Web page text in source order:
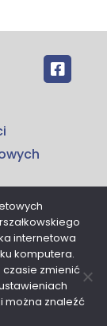
internetowa
komputera.
zmienić
można znaleźć